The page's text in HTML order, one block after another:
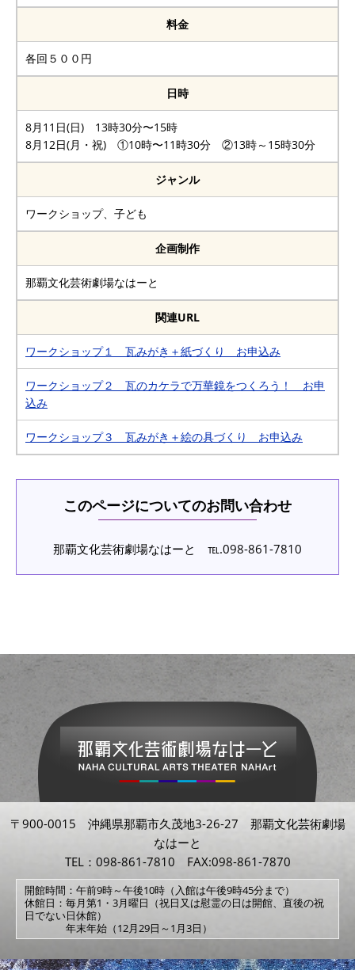
料金
各回５００円
日時
8月11日(日) 13時30分〜15時
8月12日(月・祝) ①10時〜11時30分 ②13時～15時30分
ジャンル
ワークショップ、子ども
企画制作
那覇文化芸術劇場なはーと
関連URL
ワークショップ１ 瓦みがき＋紙づくり お申込み
ワークショップ２ 瓦のカケラで万華鏡をつくろう！ お申
込み
ワークショップ３ 瓦みがき＋絵の具づくり お申込み
このページについてのお問い合わせ
那覇文化芸術劇場なはーと ℡.098-861-7810
〒900-0015 沖縄県那覇市久茂地3-26-27 那覇文化芸術劇場
なはーと
TEL：098-861-7810 FAX:098-861-7870
開館時間：午前9時～午後10時（入館は午後9時45分まで）
休館日：毎月第1・3月曜日（祝日又は慰霊の日は開館、直後の祝
日でない日休館）
年末年始（12月29日～1月3日）